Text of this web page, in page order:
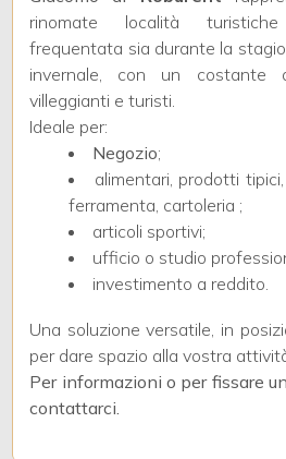
rinomate località
frequentata sia durante la
invernale, con un costante
villeggianti e turisti.
Ideale per:
Negozio;
alimentari, prodotti
ferramenta, cartoleria ;
articoli sportivi;
ufficio o studio
investimento a reddito.
Una soluzione versatile, in
per dare spazio alla vostra
Per informazioni o per fissare
contattarci.
Qualsiasi
5+